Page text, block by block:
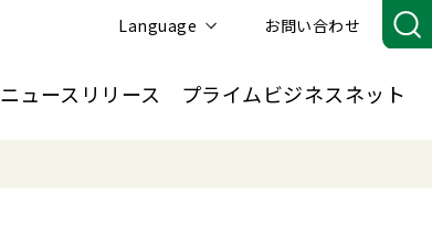
Language お問い合わせ
ニュースリリース プライムビジネスネット